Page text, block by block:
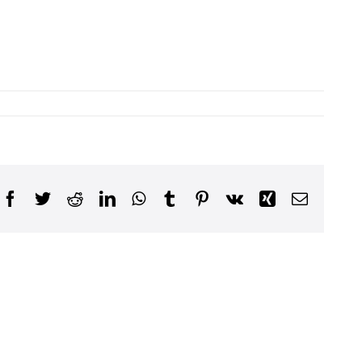
Facebook
TwitterRedditLinkedInWhatsApp
TumblrPinterest
Vk XingEmail